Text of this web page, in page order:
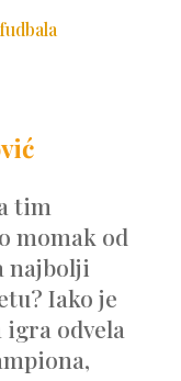
tim
momak od
najbolji
Iako je
igra odvela